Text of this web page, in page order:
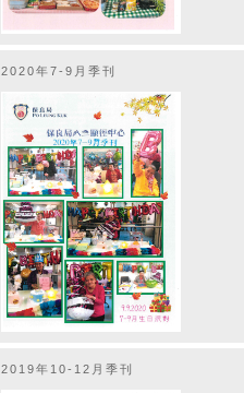
2020年7-9月季刊
2019年10-12月季刊